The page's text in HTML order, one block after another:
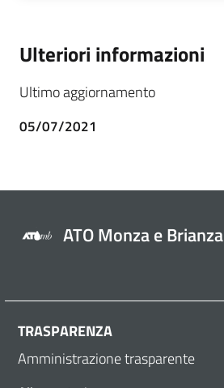
Ulteriori informazioni
Ultimo aggiornamento
05/07/2021
ATO Monza e Brianza
TRASPARENZA
Amministrazione trasparente